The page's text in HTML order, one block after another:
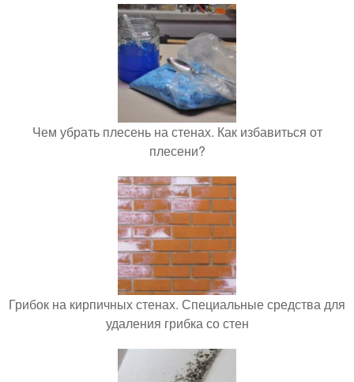
Чем убрать плесень на стенах. Как избавиться от
плесени?
Грибок на кирпичных стенах. Специальные средства для
удаления грибка со стен